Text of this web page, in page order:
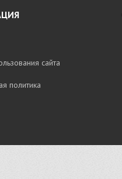
сайта
политика